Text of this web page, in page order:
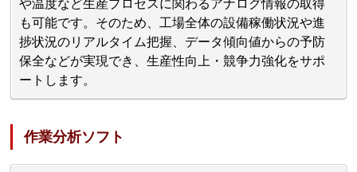
や温度など生産プロセスに関わるアナログ情報の取得
も可能です。そのため、工場全体の設備稼働状況や進
捗状況のリアルタイム把握、データ傾向値からの予防
保全などが実現でき、生産性向上・競争力強化をサポ
ートします。
作業分析ソフト